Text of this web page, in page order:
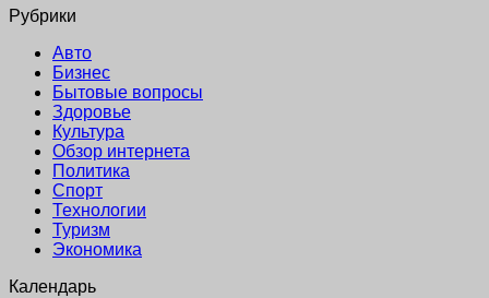
Рубрики
Авто
Бизнес
Бытовые вопросы
Здоровье
Культура
Обзор интернета
Политика
Спорт
Технологии
Туризм
Экономика
Календарь